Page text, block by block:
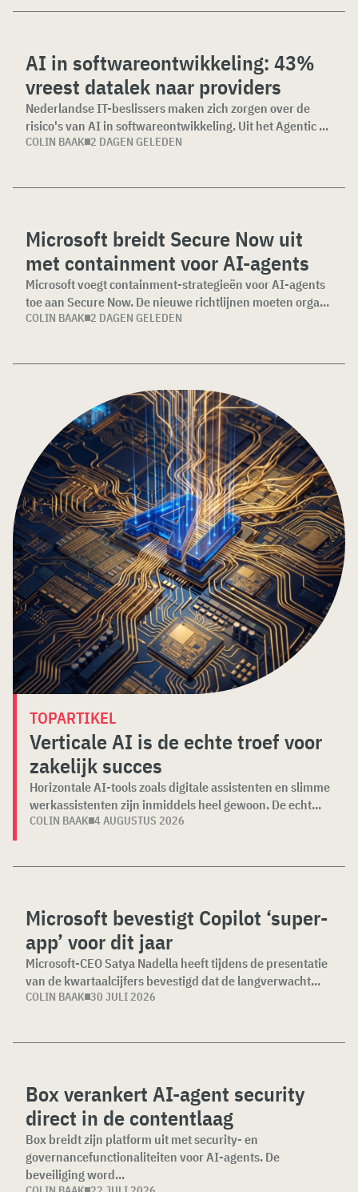
AI in softwareontwikkeling: 43%
vreest datalek naar providers
Nederlandse IT-beslissers maken zich zorgen over de
risico's van AI in softwareontwikkeling. Uit het Agentic ...
COLIN BAAK 2 DAGEN GELEDEN
Microsoft breidt Secure Now uit
met containment voor AI-agents
Microsoft voegt containment-strategieën voor AI-agents
toe aan Secure Now. De nieuwe richtlijnen moeten orga...
COLIN BAAK 2 DAGEN GELEDEN
TOPARTIKEL
Verticale AI is de echte troef voor
zakelijk succes
Horizontale AI-tools zoals digitale assistenten en slimme
werkassistenten zijn inmiddels heel gewoon. De echt...
COLIN BAAK 4 AUGUSTUS 2026
Microsoft bevestigt Copilot ‘super-
app’ voor dit jaar
Microsoft-CEO Satya Nadella heeft tijdens de presentatie
van de kwartaalcijfers bevestigd dat de langverwacht...
COLIN BAAK 30 JULI 2026
Box verankert AI-agent security
direct in de contentlaag
Box breidt zijn platform uit met security- en
governancefunctionaliteiten voor AI-agents. De
beveiliging word...